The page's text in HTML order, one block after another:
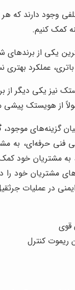
وجود دارند
کمک کنیم.
یکی از برندهای
عملکرد بهتری
نیز یکی دیگر از
از هویستک
گزینه‌های موجود،
فنی حرفه‌ای،
مشتریان خود
مشتریان خود
در عملیات
قوی
ریموت کنترل